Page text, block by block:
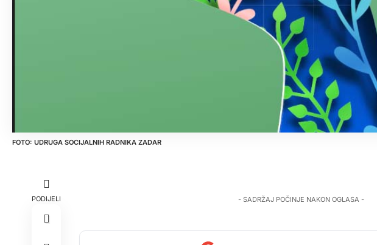
UDRUGA SOCIJALNIH RADNIKA ZADAR
PODIJELI - SADRŽAJ POČINJE NAKON OGLASA -